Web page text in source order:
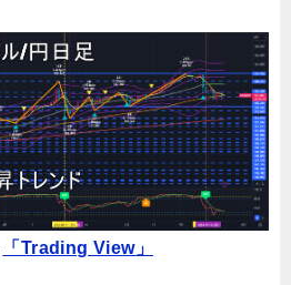
「Trading View」